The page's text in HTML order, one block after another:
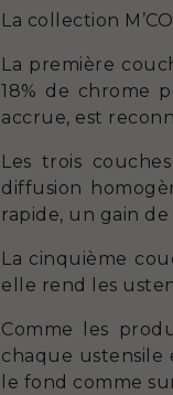
La collection
La première
18% de chrome
accrue, est
Les trois
diffusion
rapide, un gain
La cinquième
elle rend les
Comme les
chaque
le fond comme